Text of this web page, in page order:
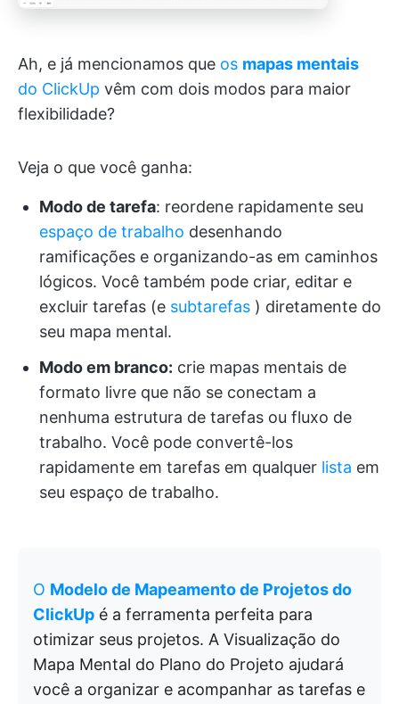
Ah, e já mencionamos que os mapas mentais
do ClickUp vêm com dois modos para maior
flexibilidade?
Veja o que você ganha:
Modo de tarefa: reordene rapidamente seu
espaço de trabalho desenhando
ramificações e organizando-as em caminhos
lógicos. Você também pode criar, editar e
excluir tarefas (e subtarefas ) diretamente do
seu mapa mental.
Modo em branco: crie mapas mentais de
formato livre que não se conectam a
nenhuma estrutura de tarefas ou fluxo de
trabalho. Você pode convertê-los
rapidamente em tarefas em qualquer lista em
seu espaço de trabalho.
O Modelo de Mapeamento de Projetos do
ClickUp é a ferramenta perfeita para
otimizar seus projetos. A Visualização do
Mapa Mental do Plano do Projeto ajudará
você a organizar e acompanhar as tarefas e